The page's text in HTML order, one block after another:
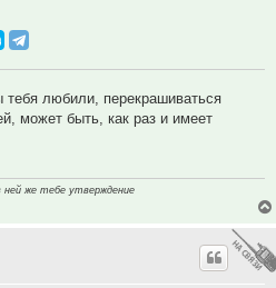
тебя любили, перекрашиваться
может быть, как раз и имеет
ней же тебе утверждение